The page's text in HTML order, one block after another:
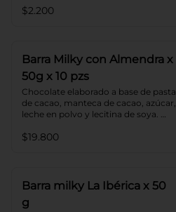
cacao: 40%.
$2.200
Barra Milky con Almendra x
50g x 10 pzs
Chocolate elaborado a base de pasta
de cacao, manteca de cacao, azúcar,
leche en polvo y lecitina de soya.
cacao: 40%.
$19.800
Barra milky La Ibérica x 50
g